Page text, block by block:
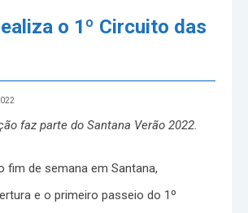
o 1º Circuito das
faz parte do Santana Verão 2022.
fim de semana em Santana,
e o primeiro passeio do 1º